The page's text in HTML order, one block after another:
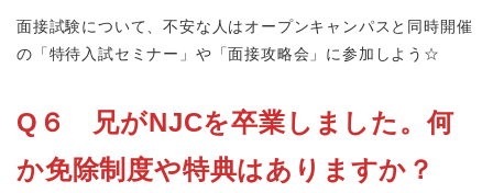
面接試験について、不安な人はオープンキャンパスと同時開催
の「特待入試セミナー」や「面接攻略会」に参加しよう☆
Q６ 兄がNJCを卒業しました。何
か免除制度や特典はありますか？